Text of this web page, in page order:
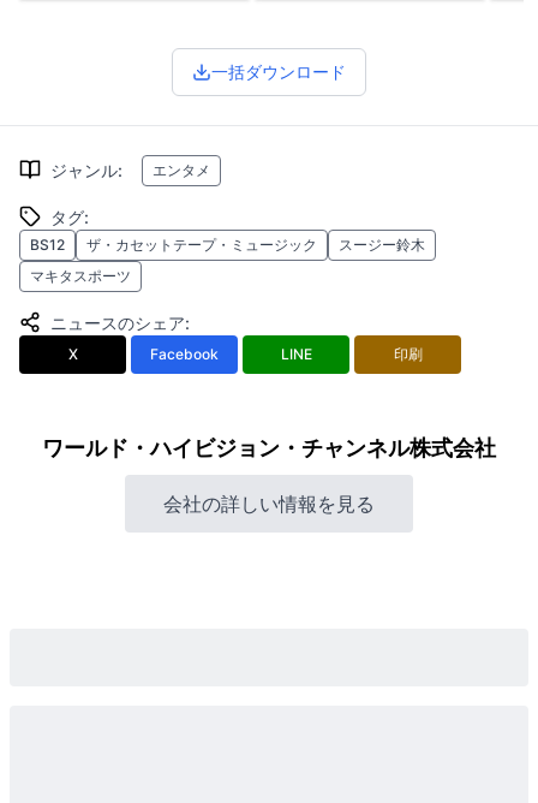
一括ダウンロード
ジャンル: エンタメ
タグ:
BS12 ザ・カセットテープ・ミュージック
スージー鈴木
マキタスポーツ
ニュースのシェア:
X Facebook LINE 印刷
ワールド・ハイビジョン・チャンネル株式会社
会社の詳しい情報を見る